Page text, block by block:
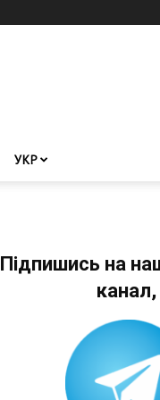
УКР
Підпишись на
канал,